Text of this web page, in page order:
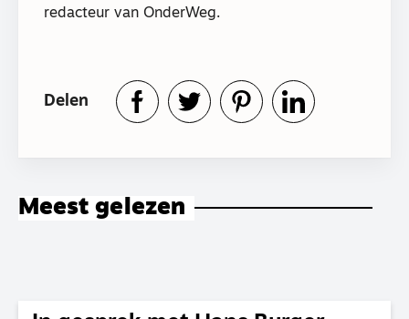
redacteur van OnderWeg.
Delen
Meest gelezen